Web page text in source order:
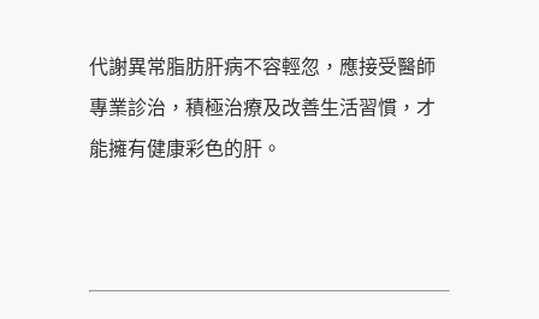
代謝異常脂肪肝病不容輕忽，應接受醫師
專業診治，積極治療及改善生活習慣，才
能擁有健康彩色的肝。